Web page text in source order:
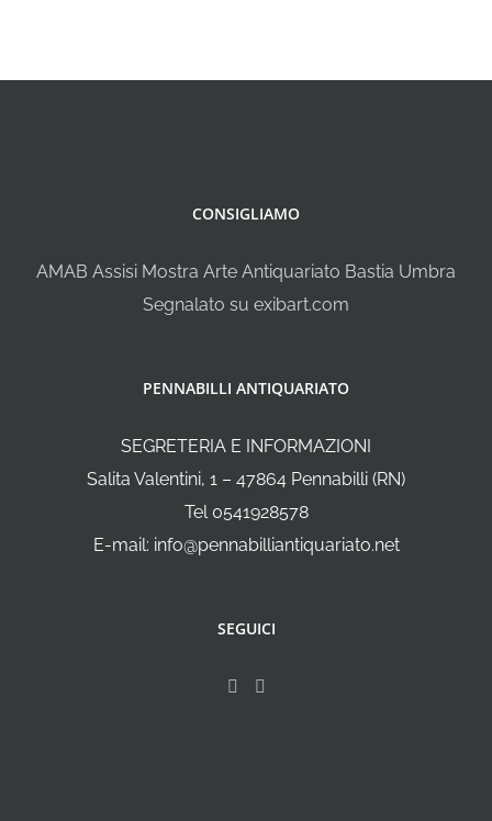
CONSIGLIAMO
AMAB Assisi Mostra Arte Antiquariato Bastia Umbra
Segnalato su exibart.com
PENNABILLI ANTIQUARIATO
SEGRETERIA E INFORMAZIONI
Salita Valentini, 1 – 47864 Pennabilli (RN)
Tel 0541928578
E-mail: info@pennabilliantiquariato.net
SEGUICI